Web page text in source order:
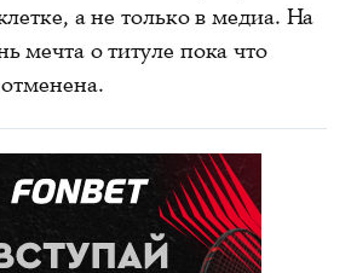
а не только в медиа. На
мечта о титуле пока что